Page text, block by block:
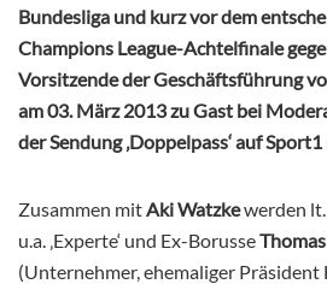
Bundesliga und kurz vor dem
Champions League-Achtelfinale
Vorsitzende der Geschäftsführung
am 03. März 2013 zu Gast bei
der Sendung ‚Doppelpass‘ auf
Zusammen mit Aki Watzkewerden
u.a. ‚Experte‘ und Ex-Borusse
(Unternehmer, ehemaliger Präsident